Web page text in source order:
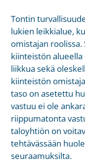
Tontin
lukien leikkialue,
omistajan
kiinteistön
liikkua sekä
kiinteistön
taso on asetettu
vastuu ei ole
riippumatonta
taloyhtiön on
tehtävässään
seuraamuksilta.